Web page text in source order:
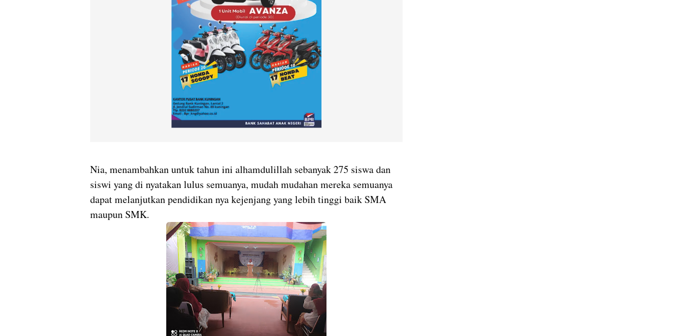
Nia, menambahkan untuk tahun ini alhamdulillah sebanyak 275 siswa dan
siswi yang di nyatakan lulus semuanya, mudah mudahan mereka semuanya
dapat melanjutkan pendidikan nya kejenjang yang lebih tinggi baik SMA
maupun SMK.